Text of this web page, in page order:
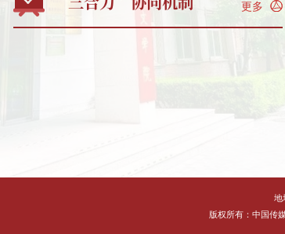
地
版权所有：中国传